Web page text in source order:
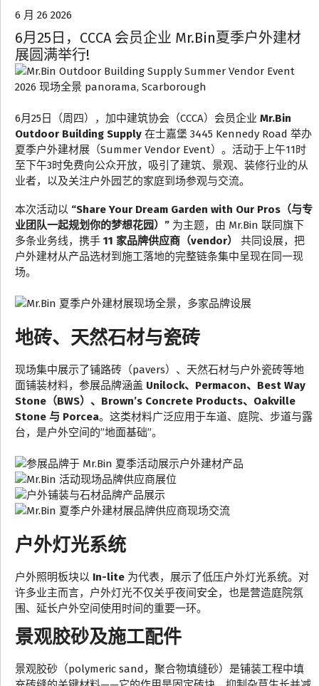
6 月 26 2026
6月25日，CCCA 会员企业 Mr.Bin夏季户外建材
展圆满举行!
6月25日（周四），加中建筑协会（CCCA）会员企业 Mr.Bin
Outdoor Building Supply 在士嘉堡 3445 Kennedy Road 举办
夏季户外建材展（Summer Vendor Event）。活动于上午11时
至下午3时免费向公众开放，吸引了建筑、景观、装修行业的从
业者，以及关注户外园艺的家庭到场参观与交流。
本次活动以 “Share Your Dream Garden with Our Pros（与专
业团队一起规划你的梦想花园）” 为主题，由 Mr.Bin 联同旗下
多条业务线，携手 11 家品牌供应商（vendor）
共同设展，把
户外建材从产品选材到施工落地的完整链条集中呈现在同一现
场。
地砖、天然石材与瓷砖
现场集中展示了铺路砖（pavers）、天然石材与户外瓷砖等地
面铺装材料，参展品牌涵盖 Unilock、Permacon、Best Way
Stone（BWS）、Brown’s Concrete Products、Oakville
Stone 与 Porcea。这类材料广泛应用于车道、庭院、步道与露
台，是户外空间的”地面基础”。
户外灯光系统
户外照明板块以 In-lite 为代表，展示了低压户外灯光系统。对
许多业主而言，户外灯光不仅关乎夜间安全，也是营造庭院氛
围、延长户外空间使用时间的重要一环。
景观胶砂及施工配件
景观胶砂（polymeric sand，聚合物填缝砂）是铺装工程中填